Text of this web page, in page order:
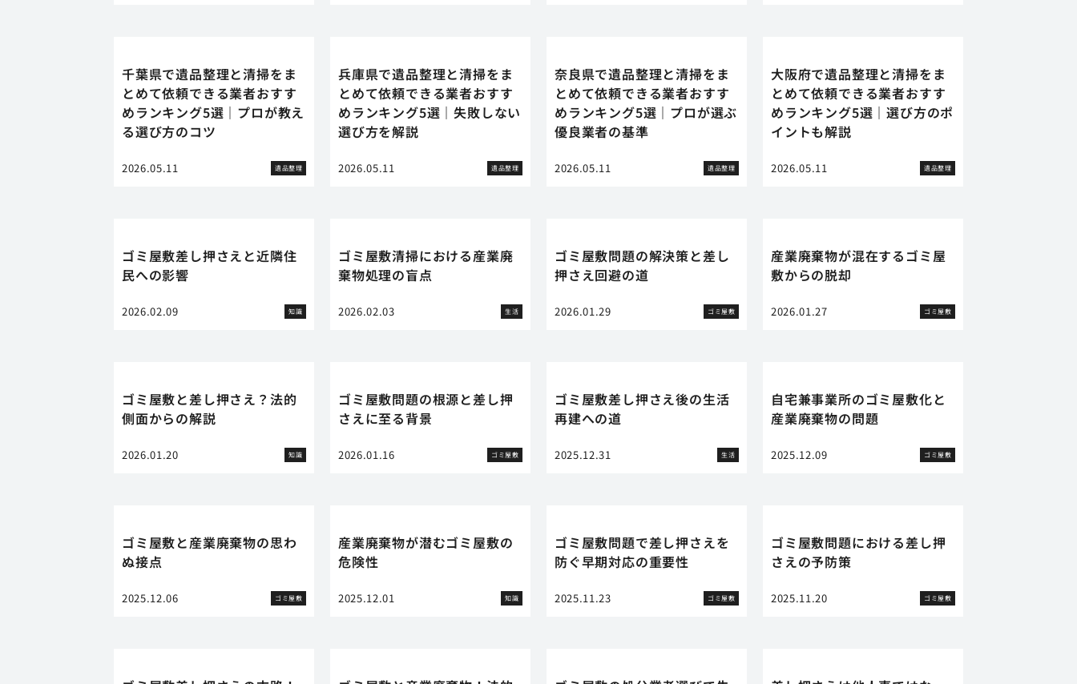
千葉県で遺品整理と清掃をま
とめて依頼できる業者おすす
めランキング5選｜プロが教え
る選び方のコツ
2026.05.11 遺品整理
兵庫県で遺品整理と清掃をま
とめて依頼できる業者おすす
めランキング5選｜失敗しない
選び方を解説
2026.05.11 遺品整理
奈良県で遺品整理と清掃をま
とめて依頼できる業者おすす
めランキング5選｜プロが選ぶ
優良業者の基準
2026.05.11 遺品整理
大阪府で遺品整理と清掃をま
とめて依頼できる業者おすす
めランキング5選｜選び方のポ
イントも解説
2026.05.11 遺品整理
ゴミ屋敷差し押さえと近隣住
民への影響
2026.02.09 知識
ゴミ屋敷清掃における産業廃
棄物処理の盲点
2026.02.03 生活
ゴミ屋敷問題の解決策と差し
押さえ回避の道
2026.01.29 ゴミ屋敷
産業廃棄物が混在するゴミ屋
敷からの脱却
2026.01.27 ゴミ屋敷
ゴミ屋敷と差し押さえ？法的
側面からの解説
2026.01.20 知識
ゴミ屋敷問題の根源と差し押
さえに至る背景
2026.01.16 ゴミ屋敷
ゴミ屋敷差し押さえ後の生活
再建への道
2025.12.31 生活
自宅兼事業所のゴミ屋敷化と
産業廃棄物の問題
2025.12.09 ゴミ屋敷
ゴミ屋敷と産業廃棄物の思わ
ぬ接点
2025.12.06 ゴミ屋敷
産業廃棄物が潜むゴミ屋敷の
危険性
2025.12.01 知識
ゴミ屋敷問題で差し押さえを
防ぐ早期対応の重要性
2025.11.23 ゴミ屋敷
ゴミ屋敷問題における差し押
さえの予防策
2025.11.20 ゴミ屋敷